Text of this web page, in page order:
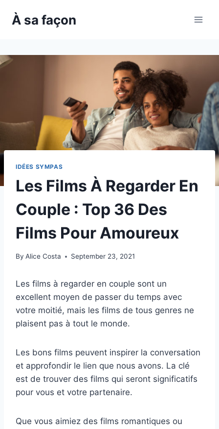
À sa façon
IDÉES SYMPAS
Les Films À Regarder En
Couple : Top 36 Des
Films Pour Amoureux
By Alice Costa September 23, 2021
Les films à regarder en couple sont un
excellent moyen de passer du temps avec
votre moitié, mais les films de tous genres ne
plaisent pas à tout le monde.
Les bons films peuvent inspirer la conversation
et approfondir le lien que nous avons. La clé
est de trouver des films qui seront significatifs
pour vous et votre partenaire.
Que vous aimiez des films romantiques ou